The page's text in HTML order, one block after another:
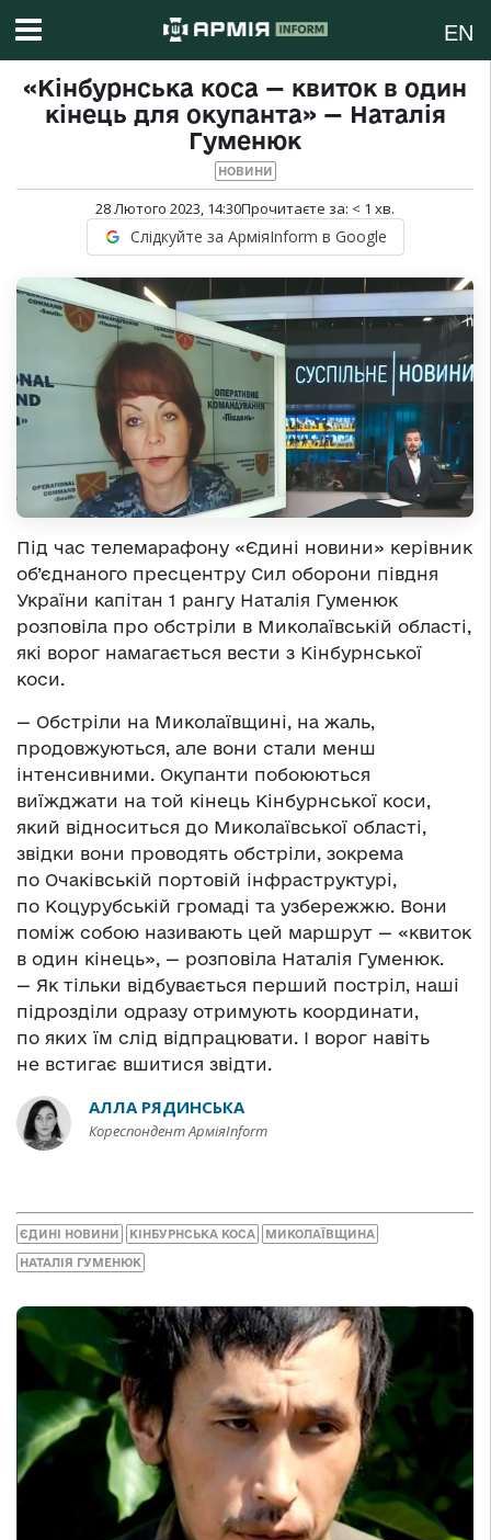
EN
«Кінбурнська коса — квиток в один
кінець для окупанта» — Наталія
Гуменюк
НОВИНИ
28 Лютого 2023, 14:30Прочитаєте за: < 1 хв.
Слідкуйте за АрміяInform в Google
Під час телемарафону «Єдині новини» керівник
об’єднаного пресцентру Сил оборони півдня
України капітан 1 рангу Наталія Гуменюк
розповіла про обстріли в Миколаївській області,
які ворог намагається вести з Кінбурнської
коси.
— Обстріли на Миколаївщині, на жаль,
продовжуються, але вони стали менш
інтенсивними. Окупанти побоюються
виїжджати на той кінець Кінбурнської коси,
який відноситься до Миколаївської області,
звідки вони проводять обстріли, зокрема
по Очаківській портовій інфраструктурі,
по Коцурубській громаді та узбережжю. Вони
поміж собою називають цей маршрут — «квиток
в один кінець», — розповіла Наталія Гуменюк.
— Як тільки відбувається перший постріл, наші
підрозділи одразу отримують координати,
по яких їм слід відпрацювати. І ворог навіть
не встигає вшитися звідти.
АЛЛА РЯДИНСЬКА
Кореспондент АрміяInform
ЄДИНІ НОВИНИ КІНБУРНСЬКА КОСА МИКОЛАЇВЩИНА
НАТАЛІЯ ГУМЕНЮК